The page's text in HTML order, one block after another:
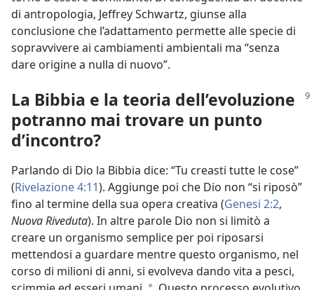
di antropologia, Jeffrey Schwartz, giunse alla
conclusione che l’adattamento permette alle specie di
sopravvivere ai cambiamenti ambientali ma “senza
dare origine a nulla di nuovo”.
La Bibbia e la teoria dell’evoluzione
potranno mai trovare un punto
d’incontro?
Parlando di Dio la Bibbia dice: “Tu creasti tutte le cose”
(Rivelazione 4:11). Aggiunge poi che Dio non “si riposò”
fino al termine della sua opera creativa (Genesi 2:2,
Nuova Riveduta). In altre parole Dio non si limitò a
creare un organismo semplice per poi riposarsi
mettendosi a guardare mentre questo organismo, nel
corso di milioni di anni, si evolveva dando vita a pesci,